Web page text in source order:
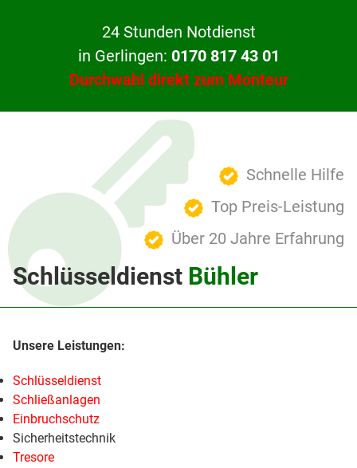
24 Stunden Notdienst
in Gerlingen: 0170 817 43 01
Durchwahl direkt zum Monteur
Schnelle Hilfe
Top Preis-Leistung
Über 20 Jahre Erfahrung
Schlüsseldienst Bühler
Schlüsseldienst
Schließanlagen
Einbruchschutz
Sicherheitstechnik
Tresore